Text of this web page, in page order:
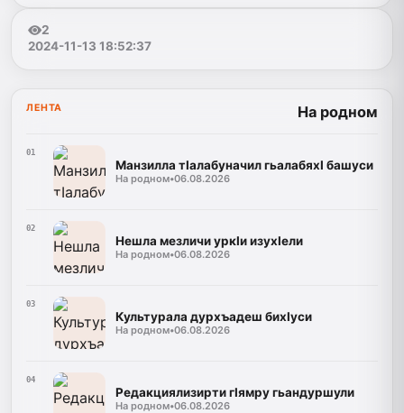
2
2024-11-13 18:52:37
ЛЕНТА На родном
01
Манзилла тIалабуначил гьалабяхI башуси
На родном•06.08.2026
02
Нешла мезличи уркIи изухIели
На родном•06.08.2026
03
Культурала дурхъадеш бихIуси
На родном•06.08.2026
04
Редакциялизирти гIямру гьандуршули
На родном•06.08.2026